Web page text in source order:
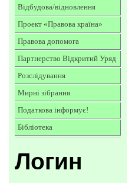
Відбудова/відновлення
Проект «Правова країна»
Правова допомога
Партнерство Відкритий Уряд
Розслідування
Мирні зібрання
Податкова інформує!
Бібліотека
Логин